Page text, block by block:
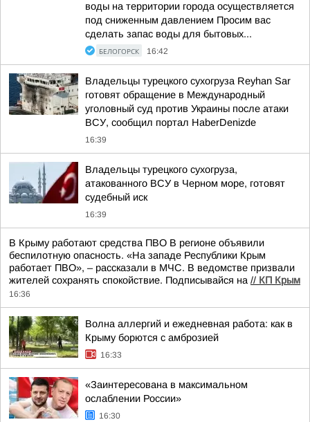
воды на территории города осуществляется
под сниженным давлением Просим вас
сделать запас воды для бытовых...
БЕЛОГОРСК 16:42
Владельцы турецкого сухогруза Reyhan Sar
готовят обращение в Международный
уголовный суд против Украины после атаки
ВСУ, сообщил портал HaberDenizde
16:39
Владельцы турецкого сухогруза,
атакованного ВСУ в Черном море, готовят
судебный иск
16:39
В Крыму работают средства ПВО В регионе объявили
беспилотную опасность. «На западе Республики Крым
работает ПВО», – рассказали в МЧС. В ведомстве призвали
жителей сохранять спокойствие. Подписывайся на // КП Крым
16:36
Волна аллергий и ежедневная работа: как в
Крыму борются с амброзией
16:33
«Заинтересована в максимальном
ослаблении России»
16:30